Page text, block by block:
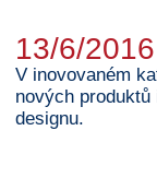
13/6/2016
V inovovaném
nových
designu.